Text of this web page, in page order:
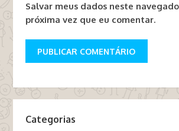
Salvar meus dados neste
próxima vez que eu comentar.
Categorias